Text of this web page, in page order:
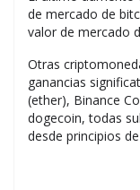
de mercado de
valor de mercado
Otras
ganancias
(ether), Binance
dogecoin, todas
desde principios